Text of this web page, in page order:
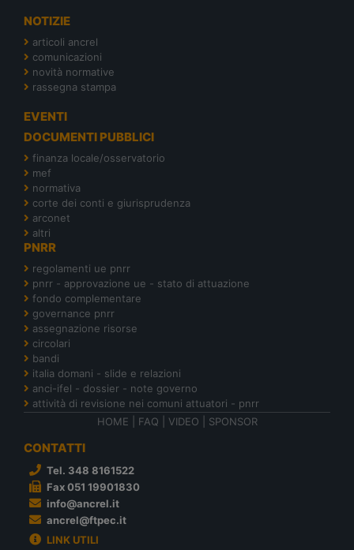
NOTIZIE
articoli ancrel
comunicazioni
novità normative
rassegna stampa
EVENTI
DOCUMENTI PUBBLICI
finanza locale/osservatorio
mef
normativa
corte dei conti e giurisprudenza
arconet
altri
PNRR
regolamenti ue pnrr
pnrr - approvazione ue - stato di attuazione
fondo complementare
governance pnrr
assegnazione risorse
circolari
bandi
italia domani - slide e relazioni
anci-ifel - dossier - note governo
attività di revisione nei comuni attuatori - pnrr
HOME
FAQ VIDEO SPONSOR
CONTATTI
Tel. 348 8161522
Fax 051 19901830
info@ancrel.it
ancrel@ftpec.it
LINK UTILI